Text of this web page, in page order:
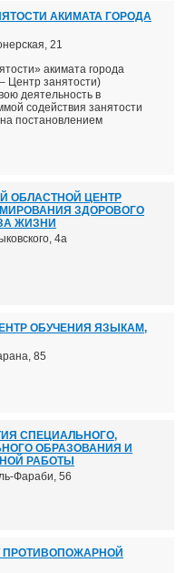
АКИМАТА ГОРОДА
21
акимата города
Центр занятости)
деятельность в
содействия занятости
постановлением
ОБЛАСТНОЙ ЦЕНТР
ЗДОРОВОГО
ЖИЗНИ
4а
ОБУЧЕНИЯ ЯЗЫКАМ,
85
СПЕЦИАЛЬНОГО,
ОБРАЗОВАНИЯ И
РАБОТЫ
Фараби, 56
ПРОТИВОПОЖАРНОЙ